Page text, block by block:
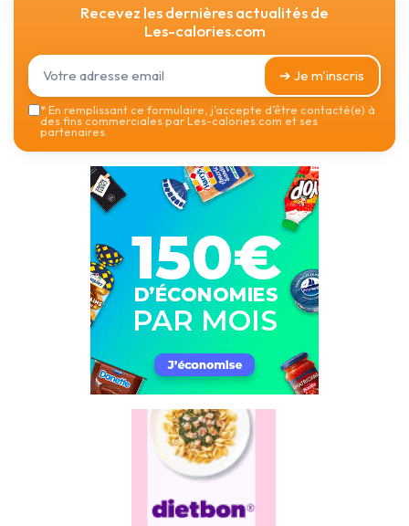
Recevez les dernières actualités de
Les-calories.com
➔ Je m'inscris
*En remplissant ce formulaire, j’accepte d’être contacté(e) à
des fins commerciales par Les-calories.com et ses
partenaires.